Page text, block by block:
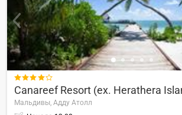

Canareef Resort (ex. Herathera
Мальдивы, Адду Атолл